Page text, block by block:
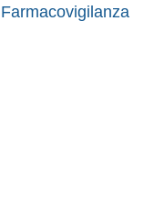
Farmacovigilanza